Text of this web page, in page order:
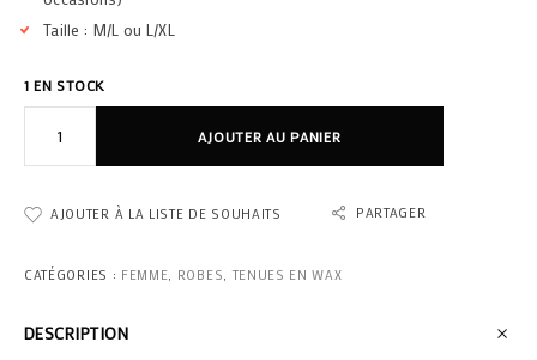
Taille : M/L ou L/XL
1 EN STOCK
AJOUTER AU PANIER
AJOUTER À LA LISTE DE SOUHAITS PARTAGER
CATÉGORIES : FEMME ROBES TENUES EN WAX
DESCRIPTION